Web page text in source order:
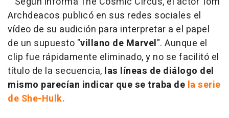
Archdeacos publicó en sus redes sociales el
vídeo de su audición para interpretar a el papel
de un supuesto "villano de Marvel". Aunque el
clip fue rápidamente eliminado, y no se facilitó el
título de la secuencia, las líneas de diálogo del
mismo parecían indicar que se traba de la serie
de She-Hulk.